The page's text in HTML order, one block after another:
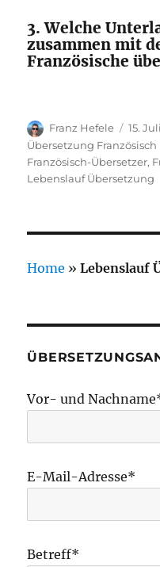
3. Welche
zusammen mit
Französische
Autor
Franz Hefele
am
15.
Übersetzung Französisch
Französisch-Übersetzer,
Lebenslauf Übersetzung
Home »Lebenslauf
Vor- und
E-Mail-Adresse*
Betreff*